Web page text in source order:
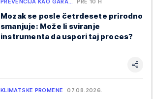
Mozak se posle četrdesete prirodno
smanjuje: Može li sviranje
instrumenta da uspori taj proces?
KLIMATSKE PROMENE 07.08.2026.